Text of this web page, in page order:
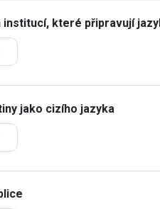
které připravují
jako cizího jazyka